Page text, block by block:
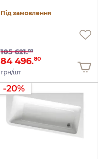
Під замовлення
105 621.00
84 496.80
грн/шт
-20%